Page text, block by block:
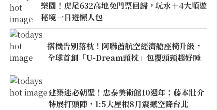
樂園！虎尾632高地免門票回歸，玩水＋4大順遊
秘境一日遊懶人包
搭機告別落枕！阿聯酋航空經濟艙座椅升級，
全球首創「U-Dream頭枕」包覆頭頸超好睡
建築迷必朝聖！忠泰美術館10週年：藤本壯介
特展打頭陣，1:5大屋根8月震撼空降台北